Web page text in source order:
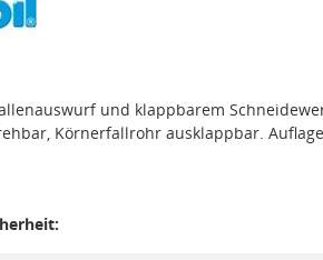
und klappbarem
Körnerfallrohr ausklappbar.